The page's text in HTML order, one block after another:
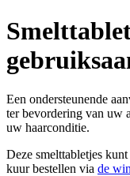
Een ondersteunende
ter bevordering van uw
uw haarconditie.
Deze smelttabletjes
kuur bestellen via de